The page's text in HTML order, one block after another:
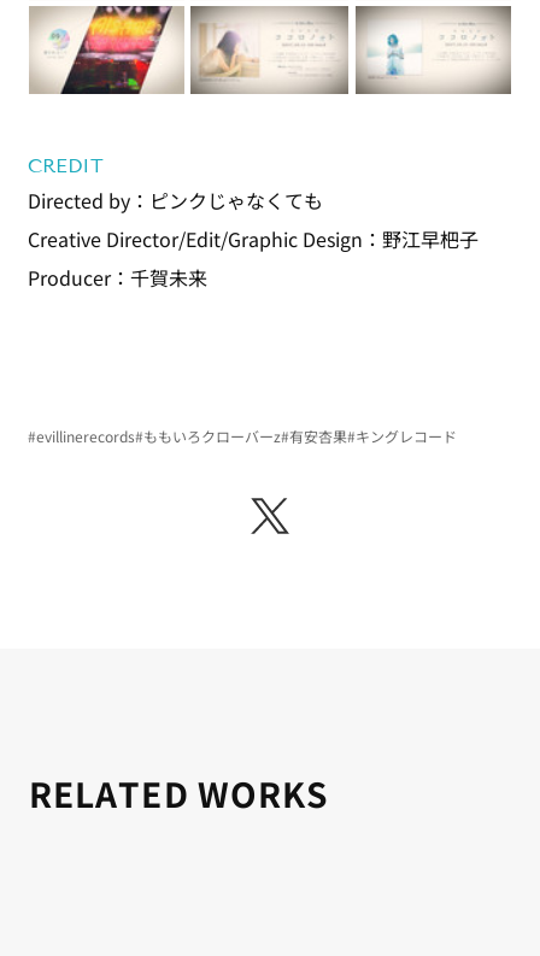
CREDIT
Directed by：ピンクじゃなくても
Creative Director/Edit/Graphic Design：野江早杷子
Producer：千賀未来
#evillinerecords#ももいろクローバーz#有安杏果#キングレコード
RELATED WORKS